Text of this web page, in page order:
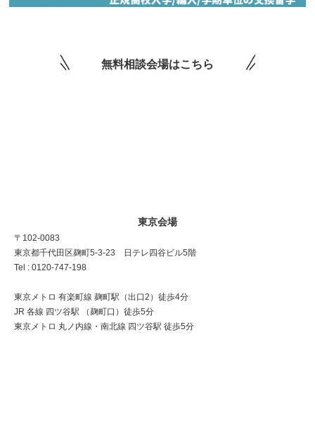
無料相談会場はこちら
東京会場
〒102-0083
東京都千代田区麹町5-3-23 日テレ四谷ビル5階
Tel : 0120-747-198
東京メトロ 有楽町線 麹町駅（出口2）徒歩4分
JR 各線 四ツ谷駅 （麹町口）徒歩5分
東京メトロ 丸ノ内線・南北線 四ツ谷駅 徒歩5分